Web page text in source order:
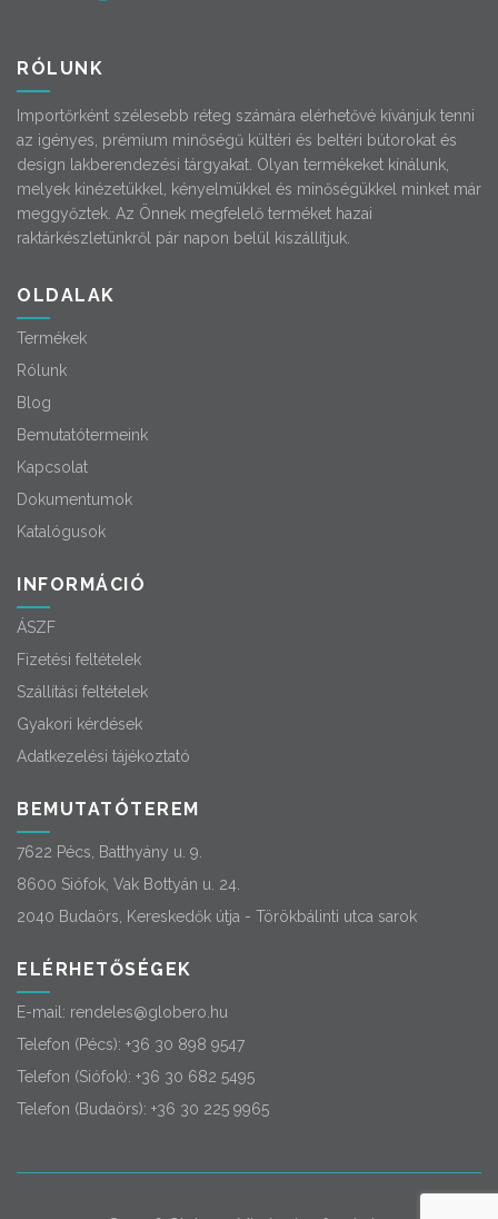
RÓLUNK
Importőrként szélesebb réteg számára elérhetővé kívánjuk tenni
az igényes, prémium minőségű kültéri és beltéri bútorokat és
design lakberendezési tárgyakat. Olyan termékeket kínálunk,
melyek kinézetükkel, kényelmükkel és minőségükkel minket már
meggyőztek. Az Önnek megfelelő terméket hazai
raktárkészletünkről pár napon belül kiszállítjuk.
OLDALAK
Termékek
Rólunk
Blog
Bemutatótermeink
Kapcsolat
Dokumentumok
Katalógusok
INFORMÁCIÓ
ÁSZF
Fizetési feltételek
Szállítási feltételek
Gyakori kérdések
Adatkezelési tájékoztató
BEMUTATÓTEREM
7622 Pécs, Batthyány u. 9.
8600 Siófok, Vak Bottyán u. 24.
2040 Budaörs, Kereskedők útja - Törökbálinti utca sarok
ELÉRHETŐSÉGEK
E-mail: rendeles@globero.hu
Telefon (Pécs): +36 30 898 9547
Telefon (Siófok): +36 30 682 5495
Telefon (Budaörs): +36 30 225 9965